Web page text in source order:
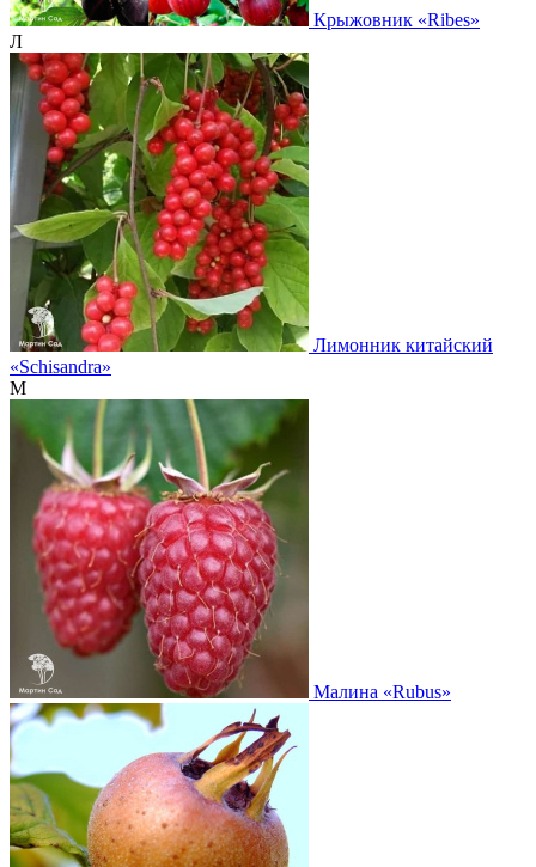
Крыжовник «Ribes»
Л
Лимонник китайский
«Schisandra»
М
Малина «Rubus»